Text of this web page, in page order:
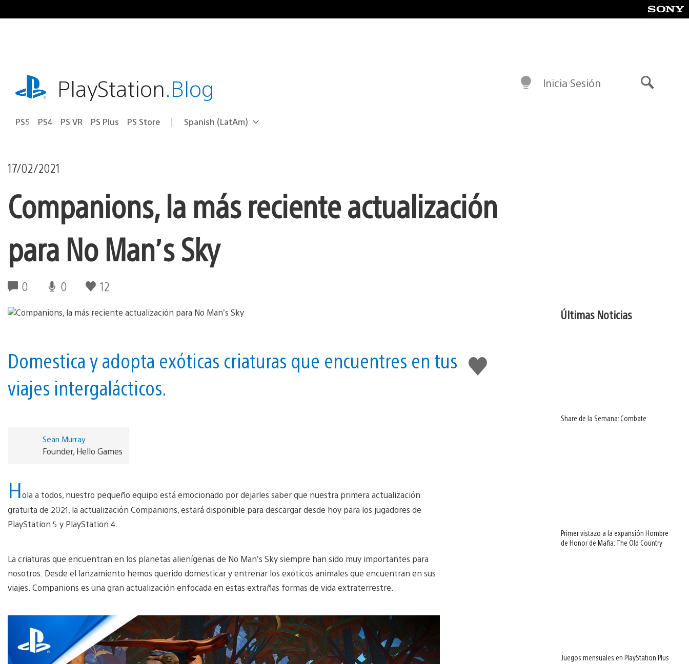
al
playstation.comPlayStation.Blog
PS5 PS4 PS VR PS Plus PS Store Elige
Región
Spanish (LatAm)
Inicia Sesión
17/02/2021
Companions, la más reciente actualización
para No Man’s Sky
0 0 12
Me
gusta
Domestica y adopta exóticas criaturas que encuentres en tus
viajes intergalácticos.
Sean Murray
Founder, Hello Games
Hola a todos, nuestro pequeño equipo está emocionado por dejarles saber que nuestra primera actualización
gratuita de 2021, la actualización Companions, estará disponible para descargar desde hoy para los jugadores de
PlayStation 5 y PlayStation 4.
La criaturas que encuentran en los planetas alienígenas de No Man’s Sky siempre han sido muy importantes para
nosotros. Desde el lanzamiento hemos querido domesticar y entrenar los exóticos animales que encuentran en sus
viajes. Companions es una gran actualización enfocada en estas extrañas formas de vida extraterrestre.
Últimas Noticias
Share de la Semana: Combate
Primer vistazo a la expansión Hombre
de Honor de Mafia: The Old Country
Juegos mensuales en PlayStation Plus